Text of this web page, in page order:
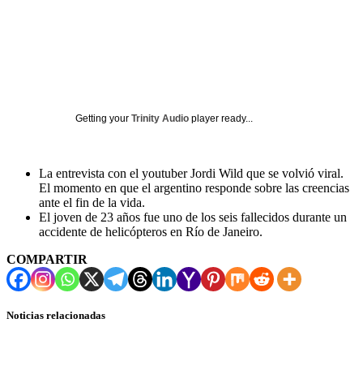
Getting your Trinity Audio player ready...
La entrevista con el youtuber Jordi Wild que se volvió viral.
El momento en que el argentino responde sobre las creencias
ante el fin de la vida.
El joven de 23 años fue uno de los seis fallecidos durante un
accidente de helicópteros en Río de Janeiro.
COMPARTIR
Noticias relacionadas